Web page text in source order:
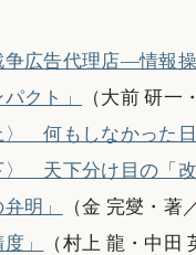
争広告代理店―情報
クト」
（大前 研一
〉 何もしなかった日
〉 天下分け目の「改
明」
（金 完燮・著
」
（村上 龍・中田